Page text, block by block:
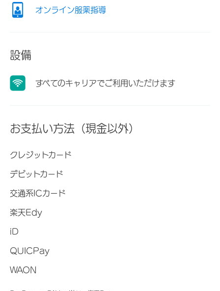
オンライン服薬指導
設備
すべてのキャリアでご利用いただけます
お支払い方法（現金以外）
クレジットカード
デビットカード
交通系ICカード
楽天Edy
iD
QUICPay
WAON